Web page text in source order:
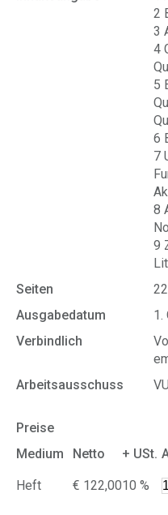
2
3
4
5
6
7
8
9
Seiten
22
Ausgabedatum
1.
Verbindlich
Arbeitsausschuss
Preise
Medium
Netto + USt.
Heft € 122,0010 %